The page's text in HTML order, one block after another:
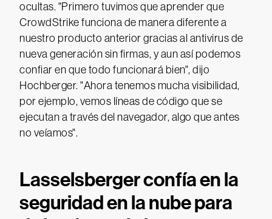
ocultas. "Primero tuvimos que aprender que
CrowdStrike funciona de manera diferente a
nuestro producto anterior gracias al antivirus de
nueva generación sin firmas, y aun así podemos
confiar en que todo funcionará bien", dijo
Hochberger. "Ahora tenemos mucha visibilidad,
por ejemplo, vemos líneas de código que se
ejecutan a través del navegador, algo que antes
no veíamos".
Lasselsberger confía en la
seguridad en la nube para